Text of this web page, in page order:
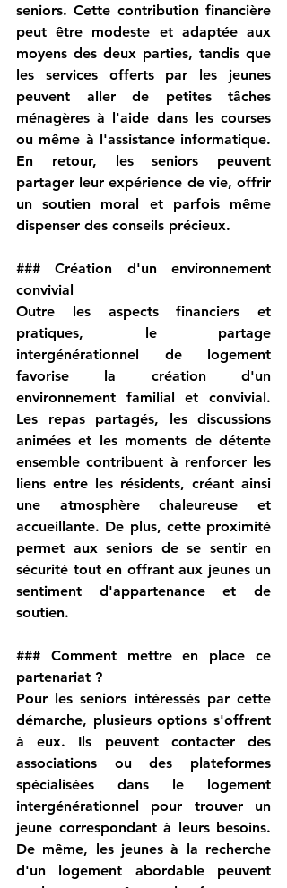
seniors. Cette contribution financière
peut être modeste et adaptée aux
moyens des deux parties, tandis que
les services offerts par les jeunes
peuvent aller de petites tâches
ménagères à l'aide dans les courses
ou même à l'assistance informatique.
En retour, les seniors peuvent
partager leur expérience de vie, offrir
un soutien moral et parfois même
dispenser des conseils précieux.
### Création d'un environnement
convivial
Outre les aspects financiers et
pratiques, le partage
intergénérationnel de logement
favorise la création d'un
environnement familial et convivial.
Les repas partagés, les discussions
animées et les moments de détente
ensemble contribuent à renforcer les
liens entre les résidents, créant ainsi
une atmosphère chaleureuse et
accueillante. De plus, cette proximité
permet aux seniors de se sentir en
sécurité tout en offrant aux jeunes un
sentiment d'appartenance et de
soutien.
### Comment mettre en place ce
partenariat ?
Pour les seniors intéressés par cette
démarche, plusieurs options s'offrent
à eux. Ils peuvent contacter des
associations ou des plateformes
spécialisées dans le logement
intergénérationnel pour trouver un
jeune correspondant à leurs besoins.
De même, les jeunes à la recherche
d'un logement abordable peuvent